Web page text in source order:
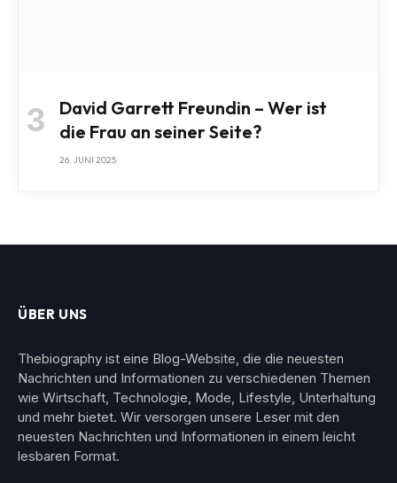
David Garrett Freundin – Wer ist
die Frau an seiner Seite?
26. JUNI 2025
ÜBER UNS
Thebiography ist eine Blog-Website, die die neuesten
Nachrichten und Informationen zu verschiedenen Themen
wie Wirtschaft, Technologie, Mode, Lifestyle, Unterhaltung
und mehr bietet. Wir versorgen unsere Leser mit den
neuesten Nachrichten und Informationen in einem leicht
lesbaren Format.